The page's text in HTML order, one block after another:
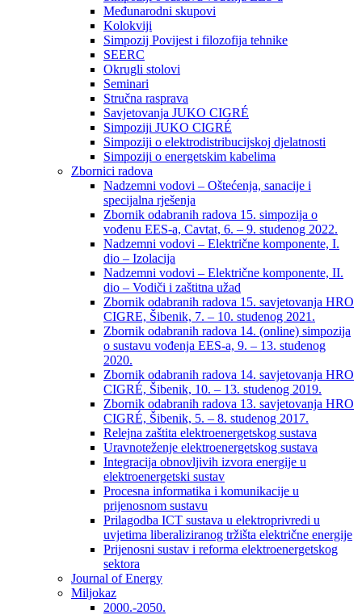
Međunarodni skupovi
Kolokviji​
Simpozij Povijest i filozofija tehnike
SEERC
Okrugli stolovi
Seminari​
Stručna rasprava​
Savjetovanja JUKO CIGRÉ
Simpoziji JUKO CIGRÉ
Simpoziji o elektrodistribucijskoj djelatnosti
Simpoziji o energetskim kabelima
Zbornici radova
Nadzemni vodovi – Oštećenja, sanacije i
specijalna rješenja
Zbornik odabranih radova 15. simpozija o
vođenu EES-a, Cavtat, 6. – 9. studenog 2022.
Nadzemni vodovi – Električne komponente, I.
dio – Izolacija
Nadzemni vodovi – Električne komponente, II.
dio – Vodiči i zaštitna užad
Zbornik odabranih radova 15. savjetovanja HRO
CIGRE, Šibenik, 7. – 10. studenog 2021.
Zbornik odabranih radova 14. (online) simpozija
o sustavu vođenja EES-a, 9. – 13. studenog
2020.
Zbornik odabranih radova 14. savjetovanja HRO
CIGRÉ, Šibenik, 10. – 13. studenog 2019.
Zbornik odabranih radova 13. savjetovanja HRO
CIGRÉ, Šibenik, 5. – 8. studenog 2017.
Relejna zaštita elektroenergetskog sustava
Uravnoteženje elektroenergetskog sustava
Integracija obnovljivih izvora energije u
elektroenergetski sustav
Procesna informatika i komunikacije u
prijenosnom sustavu
Prilagodba ICT sustava u elektroprivredi u
uvjetima liberaliziranog tržišta električne energije
Prijenosni sustav i reforma elektroenergetskog
sektora
Journal of Energy
Miljokaz
2000.-2050.